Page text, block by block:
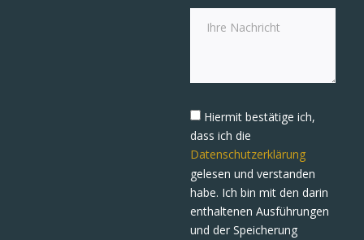
Hiermit bestätige ich,
dass ich die
Datenschutzerklärung
gelesen und verstanden
habe. Ich bin mit den darin
enthaltenen Ausführungen
und der Speicherung